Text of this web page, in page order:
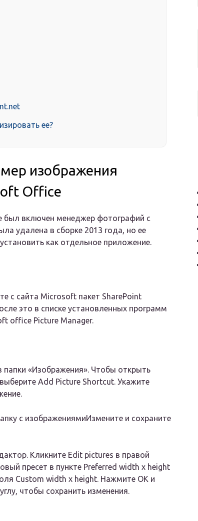
ее?
изображения
Office
был включен менеджер фотографий с
удалена в сборке 2013 года, но ее
как отдельное приложение.
с сайта Microsoft пакет SharePoint
это в списке установленных программ
office Picture Manager.
папки «Изображения». Чтобы открыть
Add Picture Shortcut. Укажите
с изображениямиИзмените и сохраните
Кликните Edit pictures в правой
пресет в пункте Preferred width x height
Custom width x height. Нажмите ОК и
чтобы сохранить изменения.